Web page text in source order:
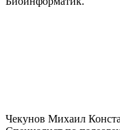
Чекунов Михаил